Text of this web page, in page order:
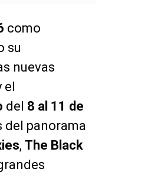
como
su
nuevas
el
del 8 al 11 de
del panorama
, The Black